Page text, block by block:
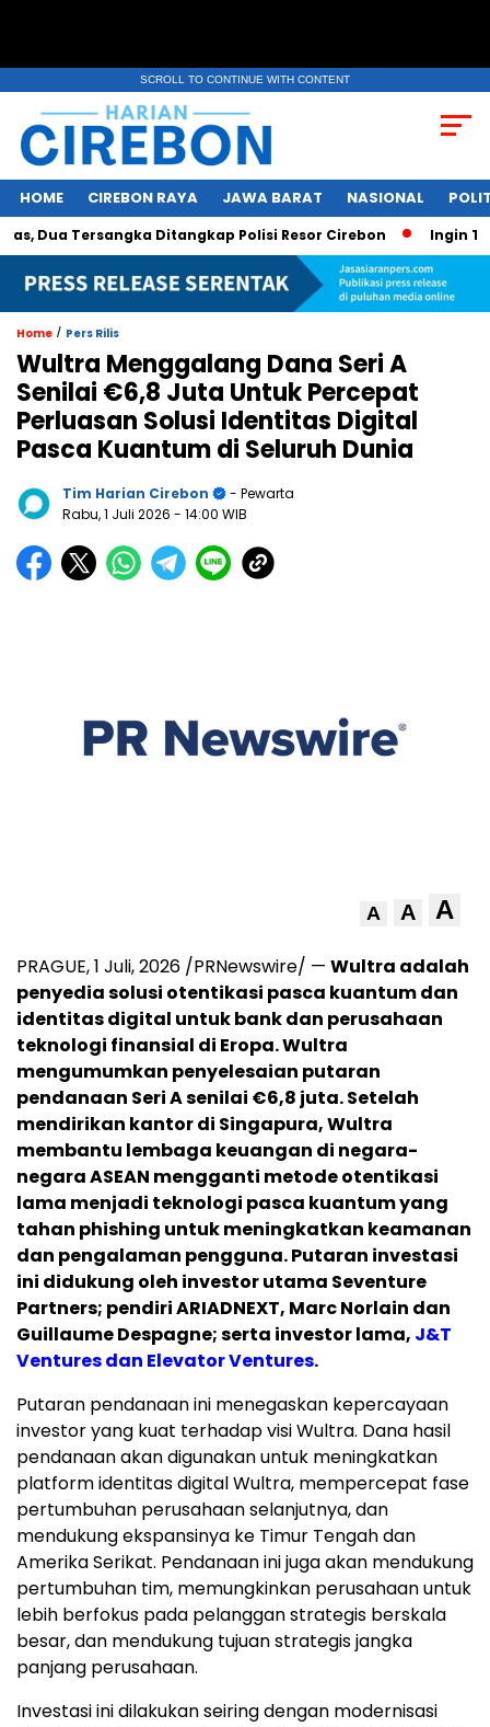
SCROLL TO CONTINUE WITH CONTENT
HOME CIREBON RAYA JAWA BARAT NASIONAL
Dua Tersangka Ditangkap Polisi Resor Cirebon Ingin
Home / Pers Rilis
Wultra Menggalang Dana Seri A
Senilai €6,8 Juta Untuk Percepat
Perluasan Solusi Identitas Digital
Pasca Kuantum di Seluruh Dunia
Tim Harian Cirebon
- Pewarta
Rabu, 1 Juli 2026 - 14:00 WIB
A A A
PRAGUE,1 Juli, 2026 /PRNewswire/ — Wultra adalah
penyedia solusi otentikasi pasca kuantum dan
identitas digital untuk bank dan perusahaan
teknologi finansial di Eropa. Wultra
mengumumkan penyelesaian putaran
pendanaan Seri A senilai €6,8 juta.Setelah
mendirikan kantor di Singapura, Wultra
membantu lembaga keuangan di negara-
negara ASEAN mengganti metode otentikasi
lama menjadi teknologi pasca kuantum yang
tahan phishing untuk meningkatkan keamanan
dan pengalaman pengguna. Putaran investasi
ini didukung oleh investor utama Seventure
Partners; pendiri ARIADNEXT, Marc Norlain dan
Guillaume Despagne; serta investor lama, J&T
Ventures dan Elevator Ventures.
Putaran pendanaan ini menegaskan kepercayaan
investor yang kuat terhadap visi Wultra. Dana hasil
pendanaan akan digunakan untuk meningkatkan
platform identitas digital Wultra, mempercepat fase
pertumbuhan perusahaan selanjutnya, dan
mendukung ekspansinya ke Timur Tengah dan
Amerika Serikat. Pendanaan ini juga akan mendukung
pertumbuhan tim, memungkinkan perusahaan untuk
lebih berfokus pada pelanggan strategis berskala
besar, dan mendukung tujuan strategis jangka
panjang perusahaan.
Investasi ini dilakukan seiring dengan modernisasi